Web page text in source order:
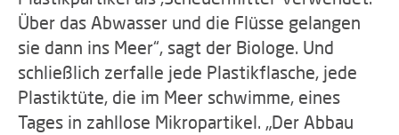
Über das Abwasser und die Flüsse gelangen
sie dann ins Meer“, sagt der Biologe. Und
schließlich zerfalle jede Plastikflasche, jede
Plastiktüte, die im Meer schwimme, eines
Tages in zahllose Mikropartikel. „Der Abbau